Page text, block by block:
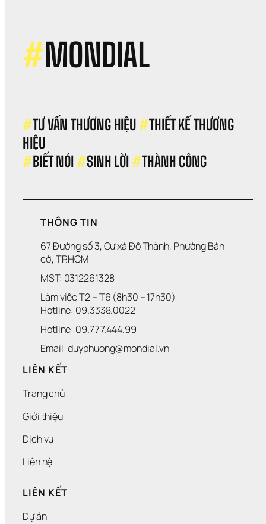
#MONDIAL
#TƯ VẤN THƯƠNG HIỆU #THIẾT KẾ THƯƠNG
HIỆU
#BIẾT NÓI #SINH LỜI #THÀNH CÔNG
THÔNG TIN
67 Đường số 3, Cư xá Đô Thành, Phường Bàn
cờ, TP.HCM
MST: 0312261328
Làm việc T2 – T6 (8h30 – 17h30)
Hotline: 09.3338.0022
Hotline: 09.777.444.99
Email: duyphuong@mondial.vn
LIÊN KẾT
Trang chủ
Giới thiệu
Dịch vụ
Liên hệ
LIÊN KẾT
Dự án